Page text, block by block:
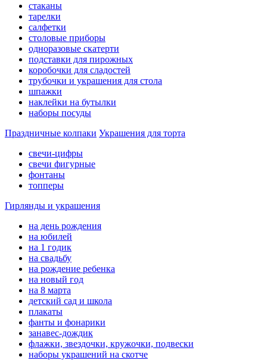
стаканы
тарелки
салфетки
столовые приборы
одноразовые скатерти
подставки для пирожных
коробочки для сладостей
трубочки и украшения для стола
шпажки
наклейки на бутылки
наборы посуды
Праздничные колпаки Украшения для торта
свечи-цифры
свечи фигурные
фонтаны
топперы
Гирлянды и украшения
на день рождения
на юбилей
на 1 годик
на свадьбу
на рождение ребенка
на новый год
на 8 марта
детский сад и школа
плакаты
фанты и фонарики
занавес-дождик
флажки, звездочки, кружочки, подвески
наборы украшений на скотче